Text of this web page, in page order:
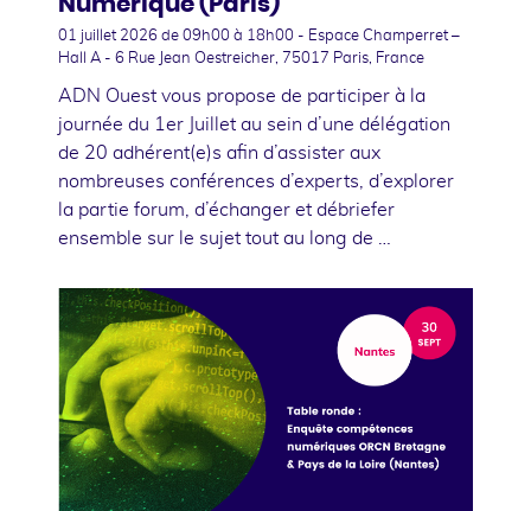
01 juillet 2026 de 09h00 à 18h00 - Espace Champerret –
Hall A - 6 Rue Jean Oestreicher, 75017 Paris, France
ADN Ouest vous propose de participer à la
journée du 1er Juillet au sein d’une délégation
de 20 adhérent(e)s afin d’assister aux
nombreuses conférences d’experts, d’explorer
la partie forum, d’échanger et débriefer
ensemble sur le sujet tout au long de …